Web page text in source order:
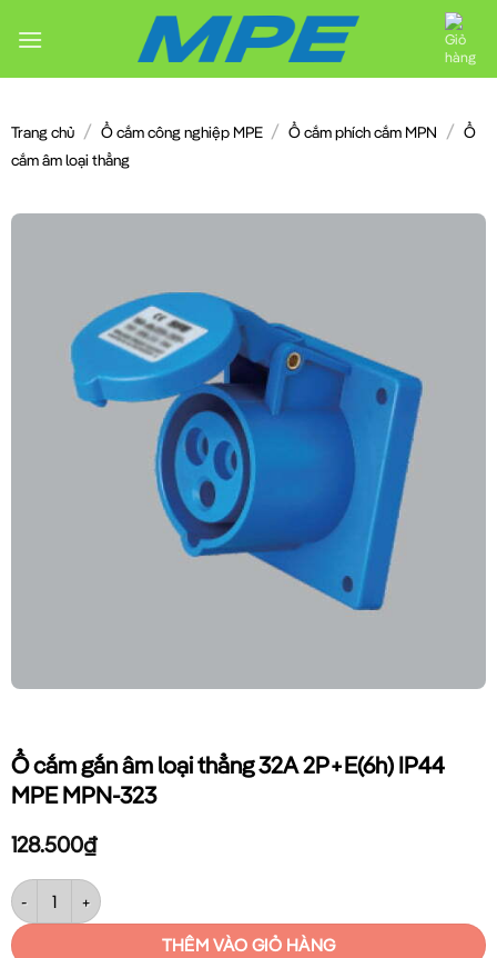
đến
Trang chủ / Ổ cắm công nghiệp MPE / Ổ cắm phích cắm MPN / Ổ
cắm âm loại thẳng
Ổ cắm gắn âm loại thẳng 32A 2P+E(6h) IP44
MPE MPN-323
128.500₫
Ổ cắm gắn âm loại thẳng 32A 2P+E(6h) IP44 MPE MPN-323 số lượng
THÊM VÀO GIỎ HÀNG